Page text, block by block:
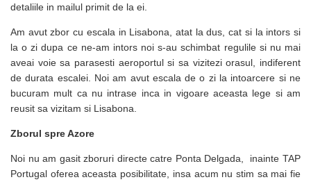
detaliile in mailul primit de la ei.
Am avut zbor cu escala in Lisabona, atat la dus, cat si la intors si
la o zi dupa ce ne-am intors noi s-au schimbat regulile si nu mai
aveai voie sa parasesti aeroportul si sa vizitezi orasul, indiferent
de durata escalei. Noi am avut escala de o zi la intoarcere si ne
bucuram mult ca nu intrase inca in vigoare aceasta lege si am
reusit sa vizitam si Lisabona.
Zborul spre Azore
Noi nu am gasit zboruri directe catre Ponta Delgada, inainte TAP
Portugal oferea aceasta posibilitate, insa acum nu stim sa mai fie